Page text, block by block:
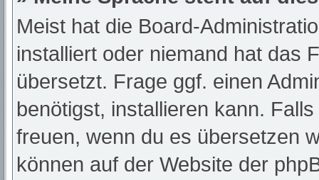
Meist hat die Board-
installiert oder niemand hat das
übersetzt. Frage ggf. einen
benötigst, installieren kann.
freuen, wenn du es übersetzen
können auf der Website der